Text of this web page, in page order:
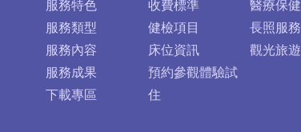
服務特色
服務類型
服務內容
服務成果
下載專區
收費標準
健檢項目
床位資訊
預約參觀體驗試
住
醫療保健
長照服務
觀光旅遊